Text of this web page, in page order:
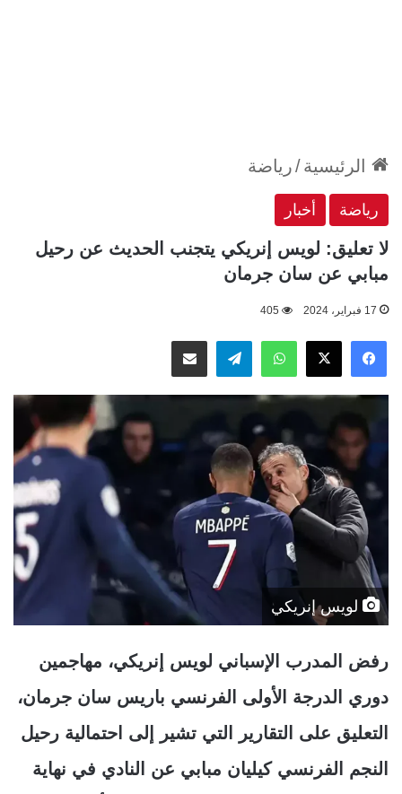
الرئيسية/رياضة
رياضة أخبار
لا تعليق: لويس إنريكي يتجنب الحديث عن رحيل
مبابي عن سان جرمان
17 فبراير، 2024 405
فيسبوك
‫X واتسابتيلقراممشاركة عبر البريد
لويس إنريكي
رفض المدرب الإسباني لويس إنريكي، مهاجمين
دوري الدرجة الأولى الفرنسي باريس سان جرمان،
التعليق على التقارير التي تشير إلى احتمالية رحيل
النجم الفرنسي كيليان مبابي عن النادي في نهاية